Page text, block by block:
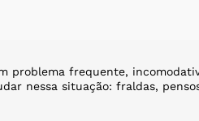
frequente,
nessa situação: fraldas,